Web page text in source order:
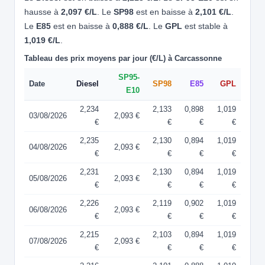
hausse à 2,097 €/L. Le SP98 est en baisse à 2,101 €/L.
Le E85 est en baisse à 0,888 €/L. Le GPL est stable à
1,019 €/L.
Tableau des prix moyens par jour (€/L) à Carcassonne
Date Diesel
SP95-
E10
SP98 E85 GPL
03/08/2026
2,234
€
2,093 €
2,133
€
0,898
€
1,019
€
04/08/2026
2,235
€
2,093 €
2,130
€
0,894
€
1,019
€
05/08/2026
2,231
€
2,093 €
2,130
€
0,894
€
1,019
€
06/08/2026
2,226
€
2,093 €
2,119
€
0,902
€
1,019
€
07/08/2026
2,215
€
2,093 €
2,103
€
0,894
€
1,019
€